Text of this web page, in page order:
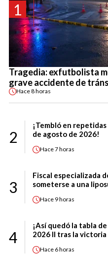
1
Tragedia: exfutbolista
grave accidente de
Hace8 horas
2
¡Tembló en
de agosto de 2026!
Hace7 horas
3
Fiscal especializada
someterse a una
Hace 9 horas
4
¡Así quedó la tabla
2026 II tras la
Hace 6 horas